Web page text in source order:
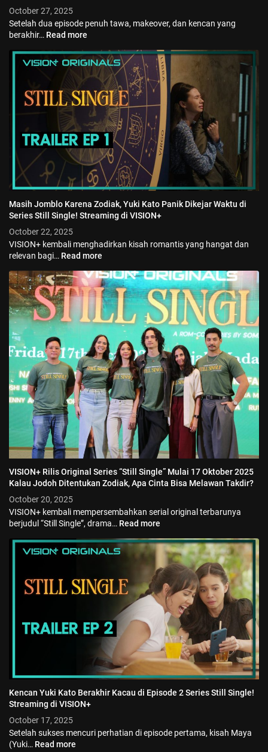
October 27, 2025
Setelah dua episode penuh tawa, makeover, dan kencan yang
berakhir… Read more
Masih Jomblo Karena Zodiak, Yuki Kato Panik Dikejar Waktu di
Series Still Single! Streaming di VISION+
October 22, 2025
VISION+ kembali menghadirkan kisah romantis yang hangat dan
relevan bagi… Read more
VISION+ Rilis Original Series “Still Single” Mulai 17 Oktober 2025
Kalau Jodoh Ditentukan Zodiak, Apa Cinta Bisa Melawan Takdir?
October 20, 2025
VISION+ kembali mempersembahkan serial original terbarunya
berjudul “Still Single”, drama… Read more
Kencan Yuki Kato Berakhir Kacau di Episode 2 Series Still Single!
Streaming di VISION+
October 17, 2025
Setelah sukses mencuri perhatian di episode pertama, kisah Maya
(Yuki… Read more